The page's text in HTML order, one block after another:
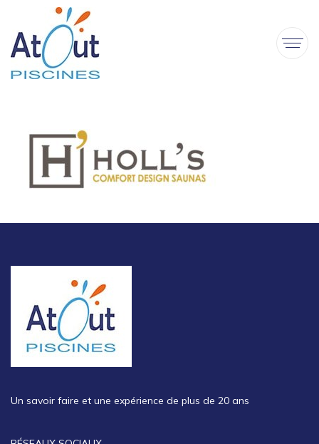
Un savoir faire et une expérience de plus de 20 ans